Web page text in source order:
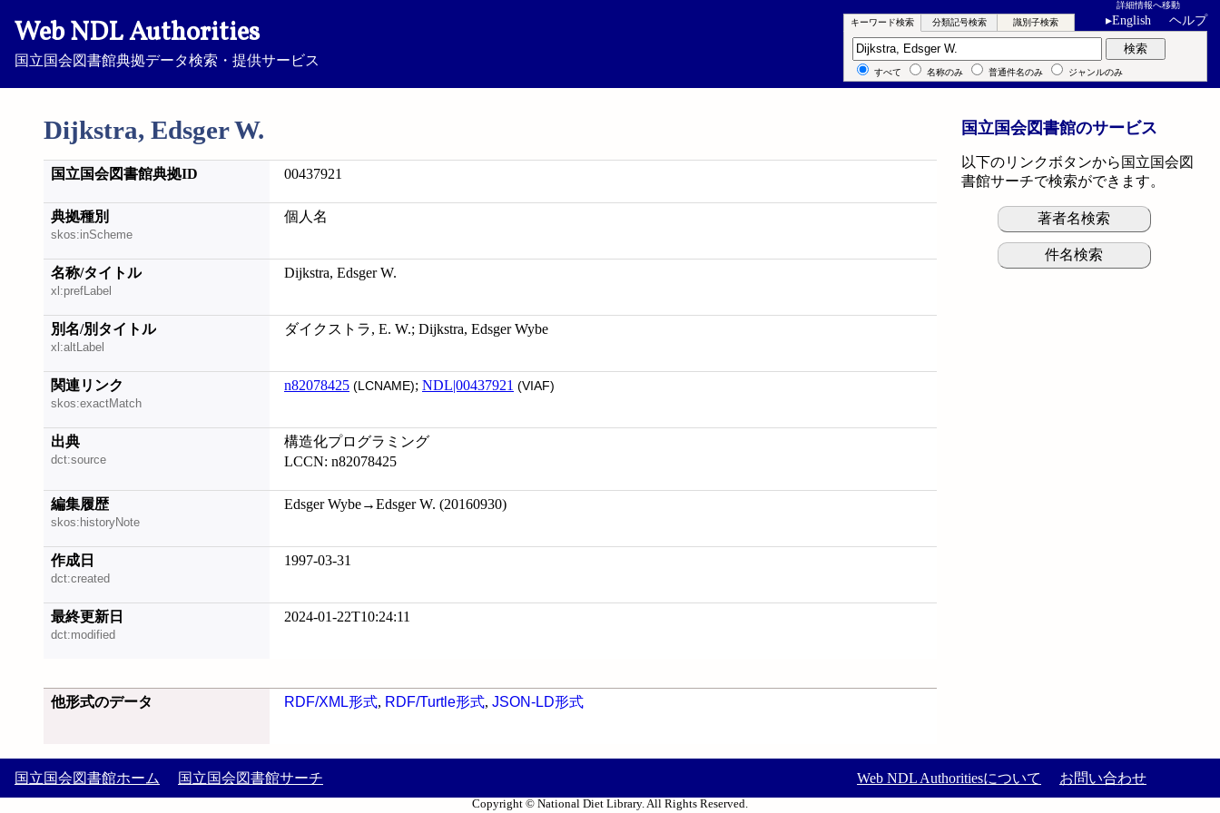
Web NDL Authorities
国立国会図書館典拠データ検索・提供サービス
詳細情報へ移動
▸English ヘルプ
Dijkstra, Edsger W.
キーワード検索 分類記号検索 識別子検索
キーワード検索 検索
すべて 名称のみ 普通件名のみ ジャンルのみ
国立国会図書館典拠ID 00437921
典拠種別
skos:inScheme
個人名
名称/タイトル
xl:prefLabel
Dijkstra, Edsger W.
別名/別タイトル
xl:altLabel
ダイクストラ, E. W.; Dijkstra, Edsger Wybe
関連リンク
skos:exactMatch
n82078425 (LCNAME); NDL|00437921 (VIAF)
出典
dct:source
構造化プログラミング
LCCN: n82078425
編集履歴
skos:historyNote
Edsger Wybe→Edsger W. (20160930)
作成日
dct:created
1997-03-31
最終更新日
dct:modified
2024-01-22T10:24:11
他形式のデータ RDF/XML形式, RDF/Turtle形式, JSON-LD形式
国立国会図書館のサービス
以下のリンクボタンから国立国会図
書館サーチで検索ができます。
著者名検索
件名検索
国立国会図書館ホーム 国立国会図書館サーチ Web NDL Authoritiesについて お問い合わせ
Copyright © National Diet Library. All Rights Reserved.